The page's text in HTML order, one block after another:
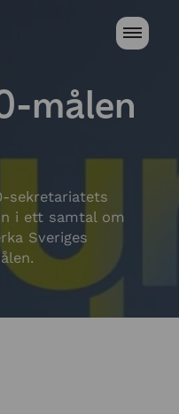
målen
sekretariatets
i ett samtal om
Sveriges